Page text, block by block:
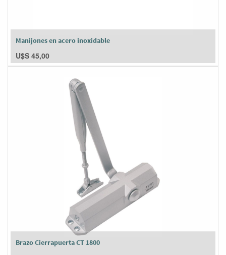
Manijones en acero inoxidable
U$S 45,00
Brazo Cierrapuerta CT 1800